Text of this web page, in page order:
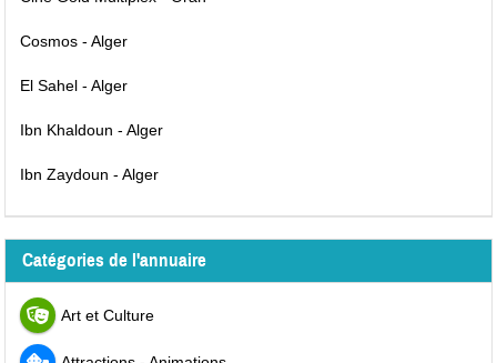
Cosmos - Alger
El Sahel - Alger
Ibn Khaldoun - Alger
Ibn Zaydoun - Alger
Catégories de l'annuaire
Art et Culture